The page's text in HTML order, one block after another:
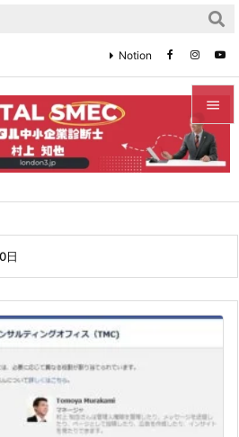


メニュ


次へ

Notion
日